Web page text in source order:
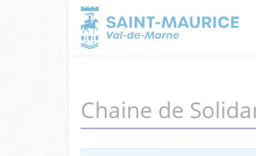
Chaine de